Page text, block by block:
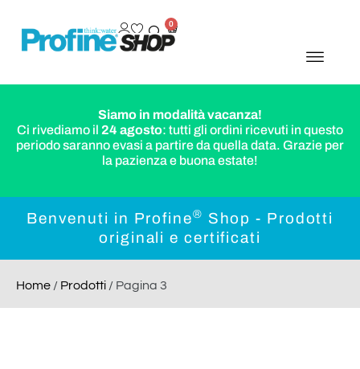
0
Siamo in modalità vacanza!
Ci rivediamo il 24 agosto: tutti gli ordini ricevuti in questo
periodo saranno evasi a partire da quella data. Grazie per
la pazienza e buona estate!
Benvenuti in Profine® Shop - Prodotti
originali e certificati
Home / Prodotti / Pagina 3